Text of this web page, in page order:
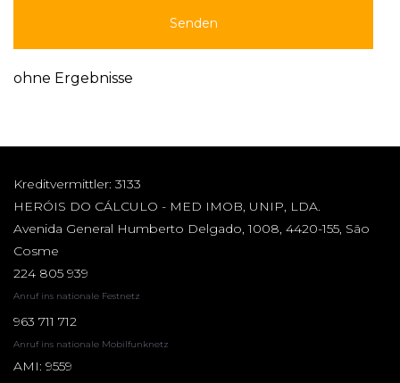
Senden
ohne Ergebnisse
Kreditvermittler: 3133
HERÓIS DO CÁLCULO - MED IMOB, UNIP, LDA.
Avenida General Humberto Delgado, 1008, 4420-155, São
Cosme
224 805 939
Anruf ins nationale Festnetz
963 711 712
Anruf ins nationale Mobilfunknetz
AMI: 9559